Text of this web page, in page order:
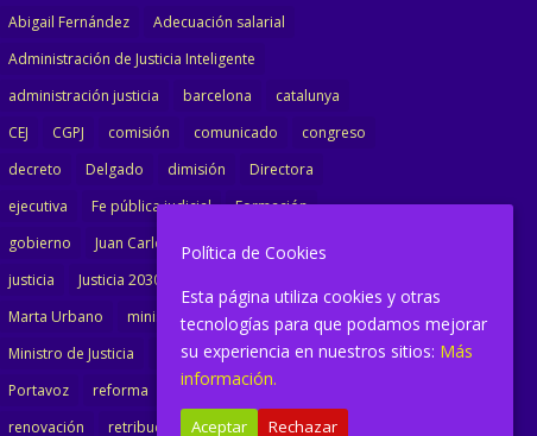
Abigail Fernández
Adecuación salarial
Administración de Justicia Inteligente
administración justicia
barcelona
catalunya
CEJ
CGPJ comisión comunicado
congreso
decreto
Delgado dimisión
Directora
ejecutiva
Fe pública judicial
Formación
gobierno
Juan Carlos Campo
Jurisprudencia
justicia
Justicia 2030
Marta Urbano
ministerio
Ministra Justicia
Ministro de Justicia
modernización
noticias
Portavoz
reforma
reforma oficina
renovación
retribuciones reunión salarial
Política de Cookies
Esta página utiliza cookies y otras
tecnologías para que podamos mejorar
su experiencia en nuestros sitios: Más
información.
Aceptar Rechazar